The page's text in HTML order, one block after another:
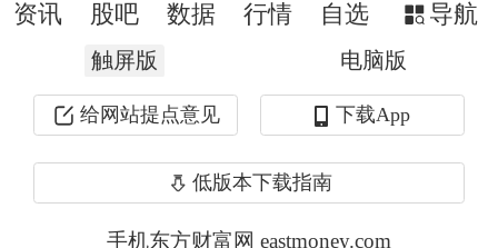
华龙证券表示，在市场连续调整后，风
险溢价率显示市场进入配置的机会值区
间，尽管短期仍面临一定的因素扰动，
但中长期配置机会正在逐步显现，且制
造业PMI仍处于扩张区间，景气延续，
资讯 股吧 数据 行情 自选 导航
触屏版 电脑版
给网站提点意见 下载App
低版本下载指南
手机东方财富网 eastmoney.com